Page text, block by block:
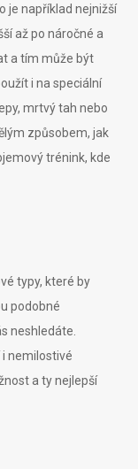
je například nejnižší
až po náročné a
a tím může být
i na speciální
mrtvý tah nebo
způsobem, jak
trénink, kde
typy, které by
podobné
neshledáte.
nemilostivé
a ty nejlepší